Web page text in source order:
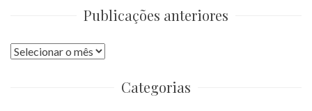
Publicações anteriores
Publicações
Categorias